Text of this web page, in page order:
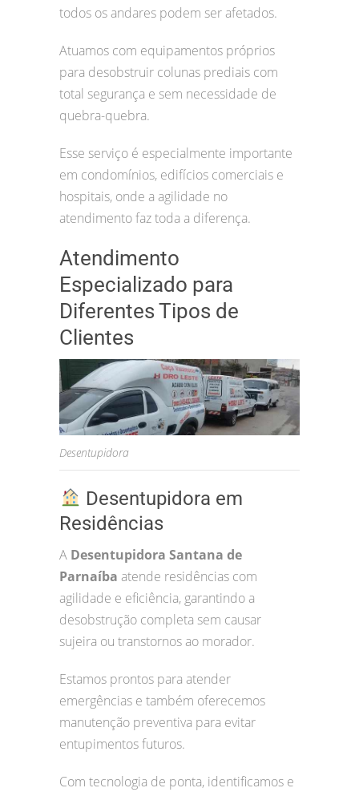
todos os andares podem ser afetados.
Atuamos com equipamentos próprios
para desobstruir colunas prediais com
total segurança e sem necessidade de
quebra-quebra.
Esse serviço é especialmente importante
em condomínios, edifícios comerciais e
hospitais, onde a agilidade no
atendimento faz toda a diferença.
Atendimento
Especializado para
Diferentes Tipos de
Clientes
Desentupidora
Desentupidora em
Residências
A Desentupidora Santana de
Parnaíba atende residências com
agilidade e eficiência, garantindo a
desobstrução completa sem causar
sujeira ou transtornos ao morador.
Estamos prontos para atender
emergências e também oferecemos
manutenção preventiva para evitar
entupimentos futuros.
Com tecnologia de ponta, identificamos e